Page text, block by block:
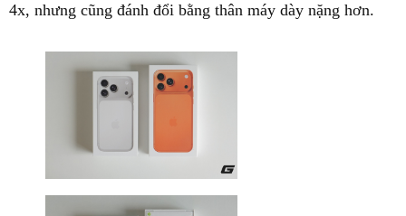
4x, nhưng cũng đánh đổi bằng thân máy dày nặng hơn.